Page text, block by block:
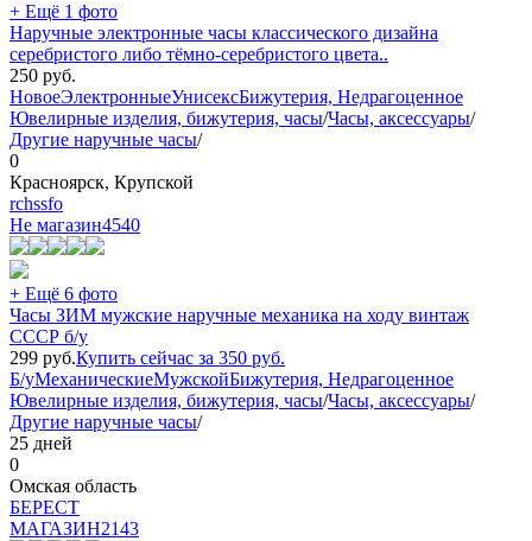
+ Ещё 1 фото
Наручные электронные часы классического дизайна
серебристого либо тёмно-серебристого цвета..
250 руб.
НовоеЭлектронныеУнисексБижутерия, Недрагоценное
Ювелирные изделия, бижутерия, часы/Часы, аксессуары/
Другие наручные часы/
0
Красноярск, Крупской
rchssfo
Не магазин4540
+ Ещё 6 фото
Часы ЗИМ мужские наручные механика на ходу винтаж
СССР б/у
299 руб.Купить сейчас за 350 руб.
Б/уМеханическиеМужскойБижутерия, Недрагоценное
Ювелирные изделия, бижутерия, часы/Часы, аксессуары/
Другие наручные часы/
25 дней
0
Омская область
БEPECT
МАГАЗИН2143